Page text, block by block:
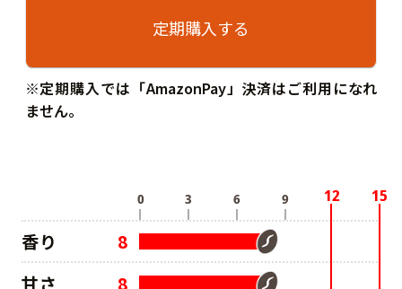
定期購入する
※定期購入では「AmazonPay」決済はご利用になれ
ません。
香り
8
甘さ
8